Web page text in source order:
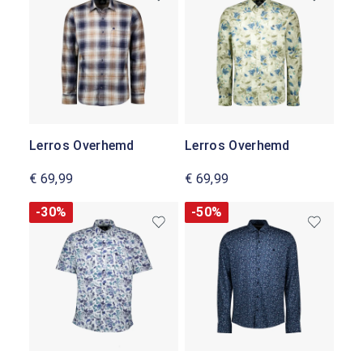
Lerros Overhemd
€ 69,99
Lerros Overhemd
€ 69,99
-30% -50%